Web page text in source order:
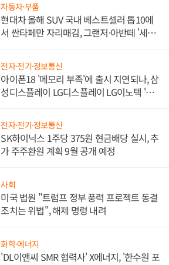
자동차·부품
현대차 올해 SUV 국내 베스트셀러 톱10에
서 싼타페만 자리매김, 그랜저·아반떼 '세단
전자·전기·정보통신
아이폰18 '메모리 부족'에 출시 지연되나, 삼
성디스플레이 LG디스플레이 LG이노텍 '탈
전자·전기·정보통신
SK하이닉스 1주당 375원 현금배당 실시, 추
가 주주환원 계획 9월 공개 예정
사회
미국 법원 "트럼프 정부 풍력 프로젝트 동결
조치는 위법", 해제 명령 내려
화학·에너지
'DL이앤씨 SMR 협력사' X에너지, '한수원 포